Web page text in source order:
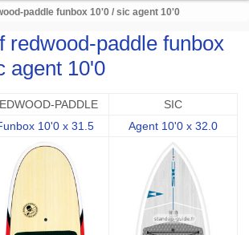
paddle funbox 10'0 / sic agent 10'0
redwood-paddle funbox
agent 10'0
PADDLE
SIC
10'0 x 31.5
Agent 10'0 x 32.0